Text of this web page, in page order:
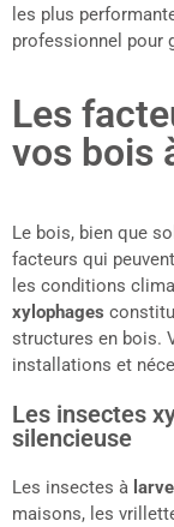
les plus
professionnel pour
Les
vos bois
Le bois, bien que
facteurs qui
les conditions
xylophages
structures en bois.
installations et
Les insectes
silencieuse
Les insectes à
maisons, les